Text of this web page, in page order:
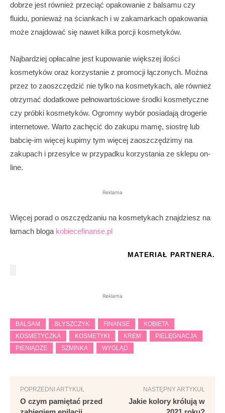
dobrze jest również przeciąć opakowanie z balsamu czy
fluidu, ponieważ na ściankach i w zakamarkach opakowania
może znajdować się nawet kilka porcji kosmetyków.
Najbardziej opłacalne jest kupowanie większej ilości
kosmetyków oraz korzystanie z promocji łączonych. Można
przez to zaoszczędzić nie tylko na kosmetykach, ale również
otrzymać dodatkowe pełnowartościowe środki kosmetyczne
czy próbki kosmetyków. Ogromny wybór posiadają drogerie
internetowe. Warto zachęcić do zakupu mamę, siostrę lub
babcię-im więcej kupimy tym więcej zaoszczędzimy na
zakupach i przesyłce w przypadku korzystania ze sklepu on-
line.
Reklama
Więcej porad o oszczędzaniu na kosmetykach znajdziesz na
łamach bloga kobiecefinanse.pl
MATERIAŁ PARTNERA.
Reklama
BALSAM BŁYSZCZYK FINANSE
KOBIETA
KOSMETYCZKA
KOSMETYKI KREM
PIELĘGNACJA
PIENIĄDZE
SZMINKA WYGLĄD
POPRZEDNI ARTYKUŁ
O czym pamiętać przed
NASTĘPNY ARTYKUŁ
Jakie kolory królują w